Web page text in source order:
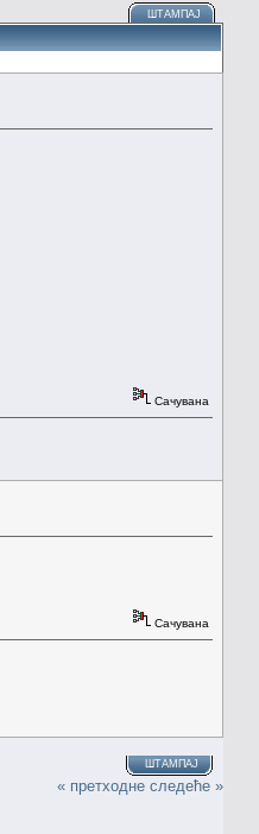
ШТАМПАЈ
Сачувана
Сачувана
ШТАМПАЈ
« претходне следеће »